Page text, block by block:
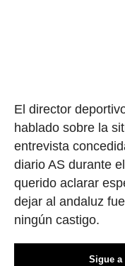
El director
hablado sobre la
entrevista
diario AS durante
querido aclarar
dejar al andaluz
ningún castigo.
Sigue